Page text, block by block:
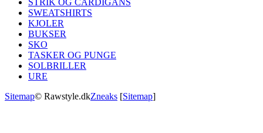
STRIK OG CARDIGANS
SWEATSHIRTS
KJOLER
BUKSER
SKO
TASKER OG PUNGE
SOLBRILLER
URE
Sitemap© Rawstyle.dkZneaks [Sitemap]